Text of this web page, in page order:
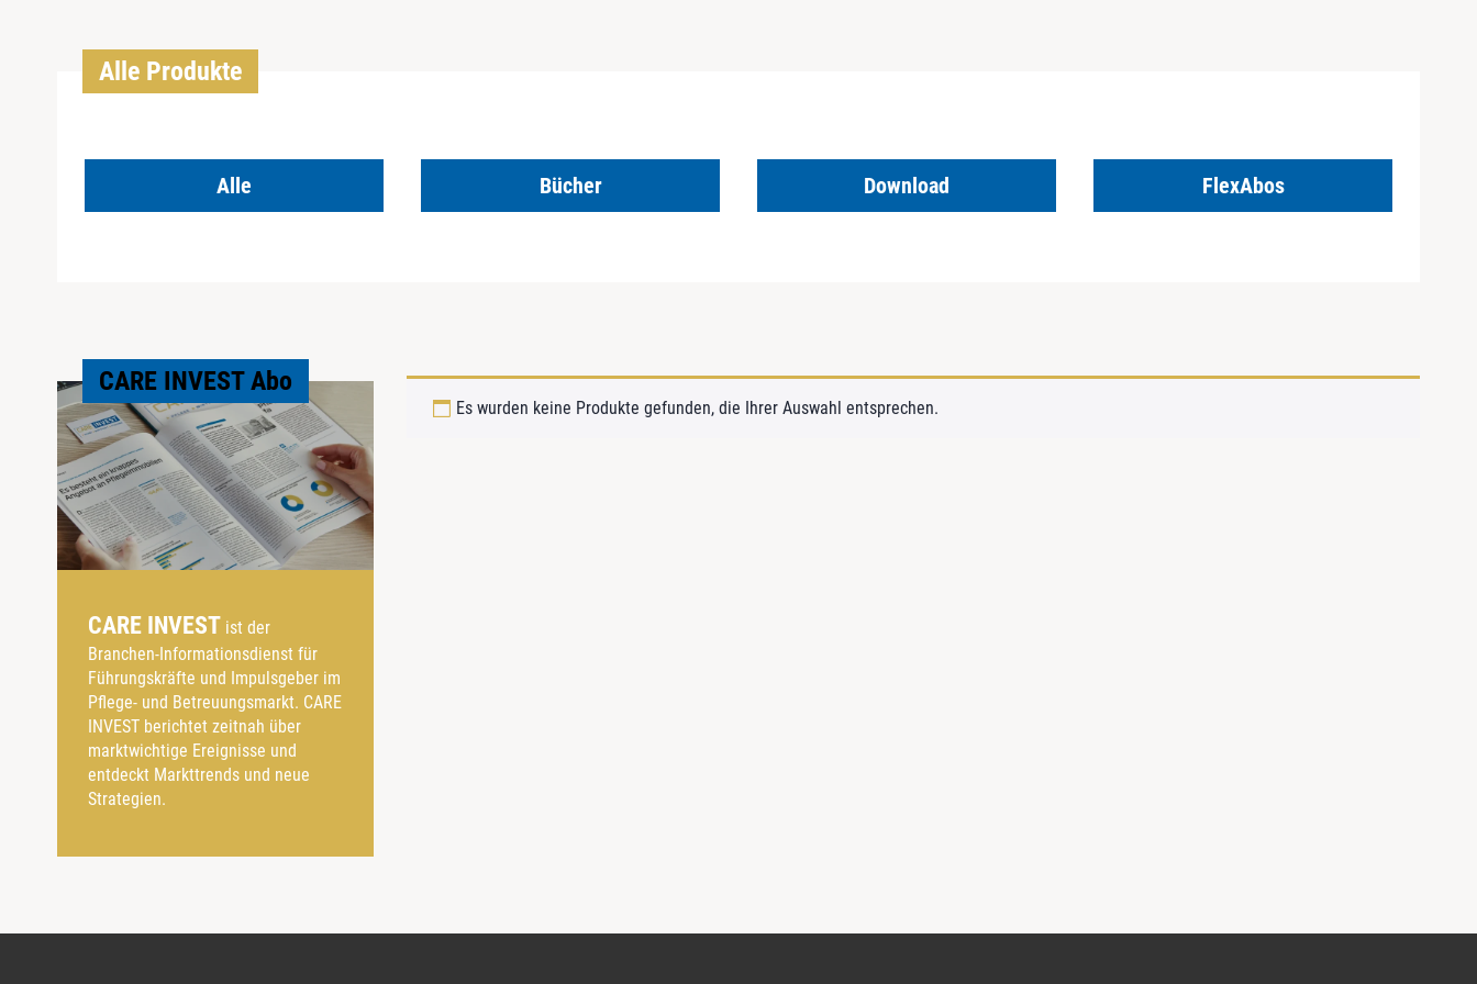
Alle Produkte
Alle Bücher Download FlexAbos
CARE INVEST Abo
CARE INVEST ist der
Branchen-Informationsdienst für
Führungskräfte und Impulsgeber im
Pflege- und Betreuungsmarkt. CARE
INVEST berichtet zeitnah über
marktwichtige Ereignisse und
entdeckt Markttrends und neue
Strategien.
Es wurden keine Produkte gefunden, die Ihrer Auswahl entsprechen.